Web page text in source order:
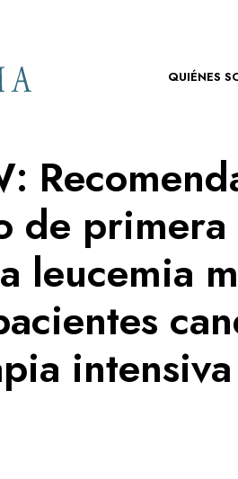
la sangre. QUIÉNES
de
leucemia
intensiva